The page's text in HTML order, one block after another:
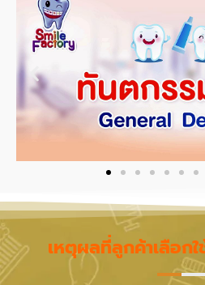
เหตุผลที่ลูกค้าเลือกใ